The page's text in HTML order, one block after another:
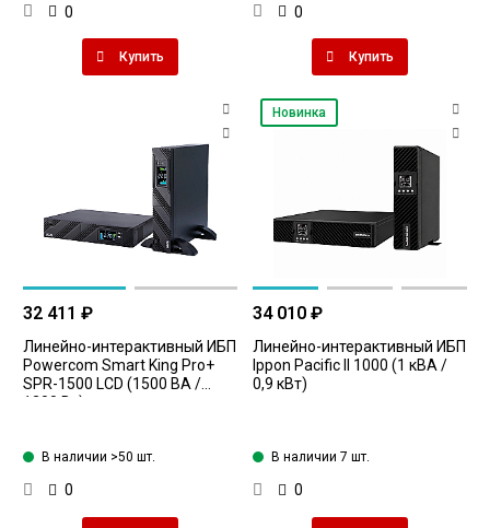
0
Купить
0
Купить
32 411 ₽
Линейно-интерактивный ИБП
Powercom Smart King Pro+
SPR-1500 LCD (1500 ВА /
1200 Вт)
В наличии >50 шт.
0
Новинка
34 010 ₽
Линейно-интерактивный ИБП
Ippon Pacific II 1000 (1 кВА /
0,9 кВт)
В наличии 7 шт.
0